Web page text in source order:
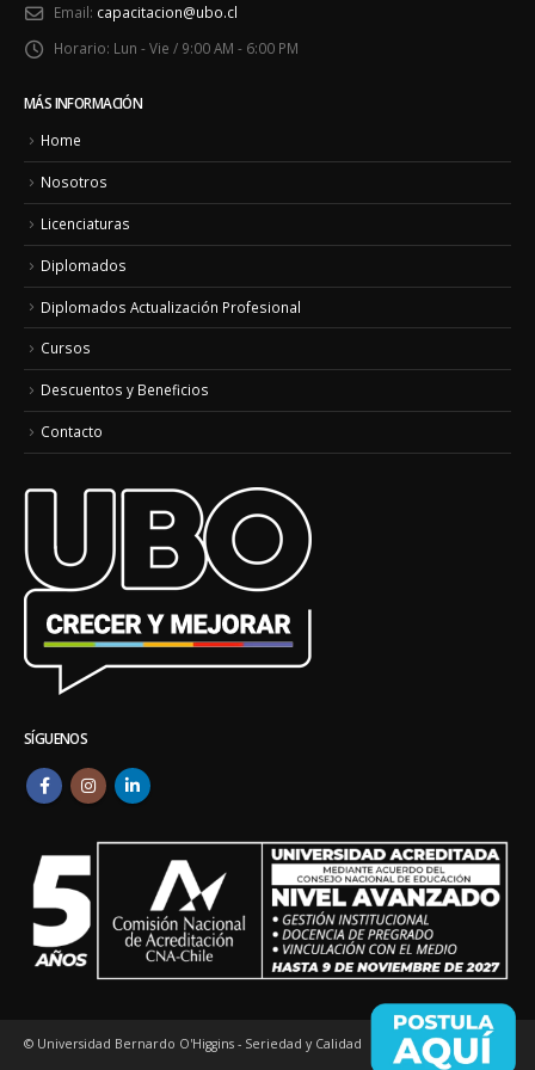
Email: capacitacion@ubo.cl
Horario: Lun - Vie / 9:00 AM - 6:00 PM
MÁS INFORMACIÓN
Home
Nosotros
Licenciaturas
Diplomados
Diplomados Actualización Profesional
Cursos
Descuentos y Beneficios
Contacto
SÍGUENOS
© Universidad Bernardo O'Higgins - Seriedad y Calidad